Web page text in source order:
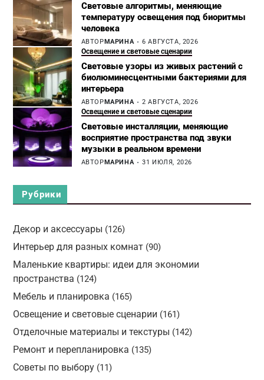
Световые алгоритмы, меняющие
температуру освещения под биоритмы
человека
АВТОР МАРИНА 6 АВГУСТА, 2026
Освещение и световые сценарии
Световые узоры из живых растений с
биолюминесцентными бактериями для
интерьера
АВТОР МАРИНА 2 АВГУСТА, 2026
Освещение и световые сценарии
Световые инсталляции, меняющие
восприятие пространства под звуки
музыки в реальном времени
АВТОР МАРИНА 31 ИЮЛЯ, 2026
Рубрики
Декор и аксессуары (126)
Интерьер для разных комнат(90)
Маленькие квартиры: идеи для экономии
пространства (124)
Мебель и планировка (165)
Освещение и световые сценарии (161)
Отделочные материалы и текстуры (142)
Ремонт и перепланировка (135)
Советы по выбору(11)